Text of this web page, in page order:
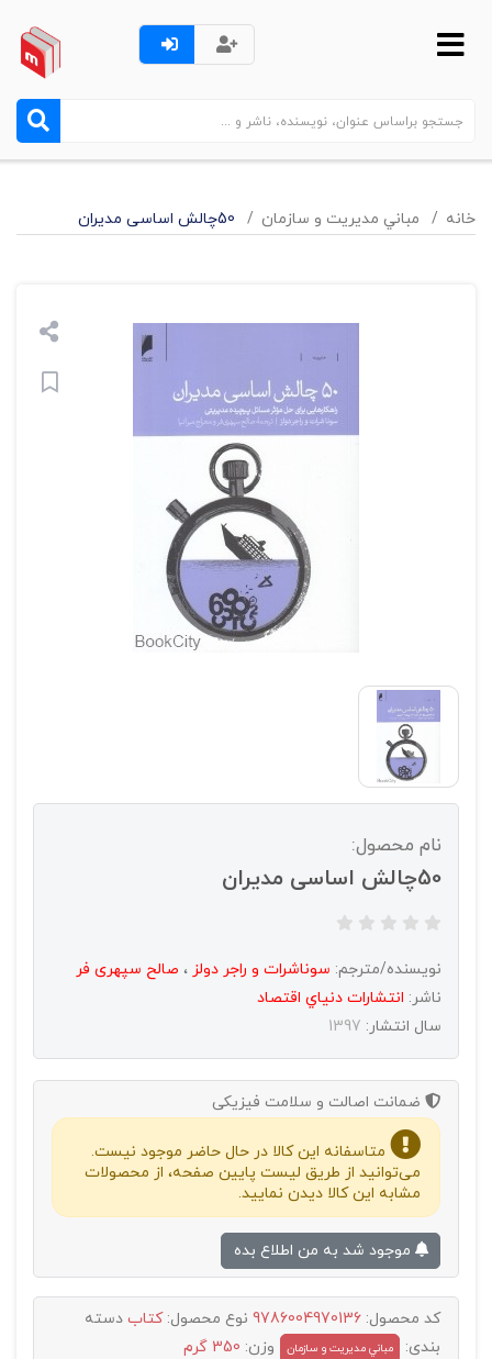
خانه مباني مديريت و سازمان 50چالش اساسی مدیران
نام محصول:
50چالش اساسی مدیران
نویسنده/مترجم: سوناشرات و راجر دولز ، صالح سپهری فر
ناشر: انتشارات دنياي اقتصاد
سال انتشار: 1397
ضمانت اصالت و سلامت فیزیکی
متاسفانه این کالا در حال حاضر موجود نیست.
می‌توانید از طریق لیست پایین صفحه، از محصولات
مشابه این کالا دیدن نمایید.
کد محصول: 9786004970136 نوع محصول:کتاب دسته
بندی:
مباني مديريت و سازمان وزن: 350 گرم